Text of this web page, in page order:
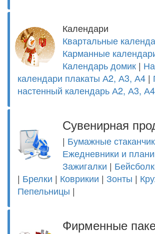
Календари
Квартальные
Карманные
Календарь домик |
календари плакаты А2, А3, А4 |
настенный календарь А2, А3, А4
Сувенирная
| Бумажные
Ежедневники и
Зажигалки |
| Брелки | Коврикии | Зонты |
Пепельницы |
Фирменные